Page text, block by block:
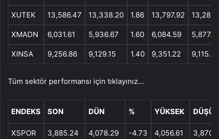
XUTEK 13,586.47 13,338.20 1.86 13,797.92
XMADN 6,031.61 5,936.67 1.60 6,084.59
XINSA 9,256.86 9,129.15 1.40 9,351.22
Tüm sektör performansı için tıklayınız…
ENDEKS SON DÜN % YÜKSEK DÜŞÜK
XSPOR 3,885.24 4,078.29 -4.73 4,056.61